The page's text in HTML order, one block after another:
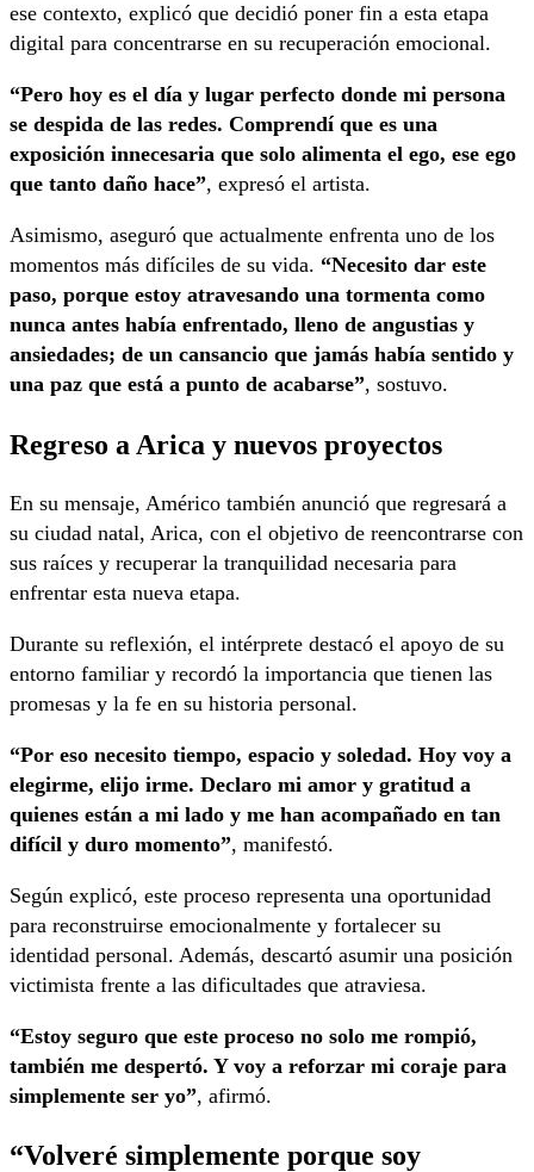
ese contexto, explicó que decidió poner fin a esta etapa
digital para concentrarse en su recuperación emocional.
“Pero hoy es el día y lugar perfecto donde mi persona
se despida de las redes. Comprendí que es una
exposición innecesaria que solo alimenta el ego, ese ego
que tanto daño hace”, expresó el artista.
Asimismo, aseguró que actualmente enfrenta uno de los
momentos más difíciles de su vida. “Necesito dar este
paso, porque estoy atravesando una tormenta como
nunca antes había enfrentado, lleno de angustias y
ansiedades; de un cansancio que jamás había sentido y
una paz que está a punto de acabarse”, sostuvo.
Regreso a Arica y nuevos proyectos
En su mensaje, Américo también anunció que regresará a
su ciudad natal, Arica, con el objetivo de reencontrarse con
sus raíces y recuperar la tranquilidad necesaria para
enfrentar esta nueva etapa.
Durante su reflexión, el intérprete destacó el apoyo de su
entorno familiar y recordó la importancia que tienen las
promesas y la fe en su historia personal.
“Por eso necesito tiempo, espacio y soledad. Hoy voy a
elegirme, elijo irme. Declaro mi amor y gratitud a
quienes están a mi lado y me han acompañado en tan
difícil y duro momento”, manifestó.
Según explicó, este proceso representa una oportunidad
para reconstruirse emocionalmente y fortalecer su
identidad personal. Además, descartó asumir una posición
victimista frente a las dificultades que atraviesa.
“Estoy seguro que este proceso no solo me rompió,
también me despertó. Y voy a reforzar mi coraje para
simplemente ser yo”, afirmó.
“Volveré simplemente porque soy